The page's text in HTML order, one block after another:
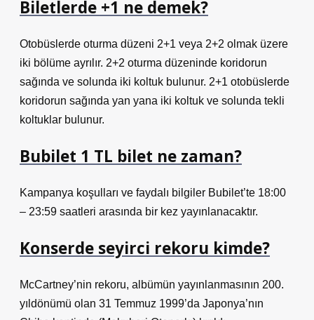
Biletlerde +1 ne demek?
Otobüslerde oturma düzeni 2+1 veya 2+2 olmak üzere
iki bölüme ayrılır. 2+2 oturma düzeninde koridorun
sağında ve solunda iki koltuk bulunur. 2+1 otobüslerde
koridorun sağında yan yana iki koltuk ve solunda tekli
koltuklar bulunur.
Bubilet 1 TL bilet ne zaman?
Kampanya koşulları ve faydalı bilgiler Bubilet’te 18:00
– 23:59 saatleri arasında bir kez yayınlanacaktır.
Konserde seyirci rekoru kimde?
McCartney’nin rekoru, albümün yayınlanmasının 200.
yıldönümü olan 31 Temmuz 1999’da Japonya’nın